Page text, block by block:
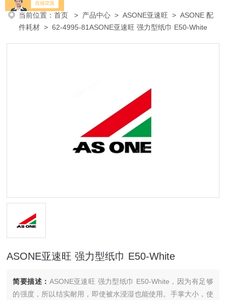
当前位置：首页 > 产品中心 >ASONE亚速旺 >ASONE 配
件耗材 > 62-4995-81ASONE亚速旺 强力型纸巾 E50-White
ASONE亚速旺 强力型纸巾 E50-White
简要描述： ASONE亚速旺 强力型纸巾 E50-White，因为有足够
的强度，所以结实耐用，即使被水浸湿也能使用。手掌大小，使